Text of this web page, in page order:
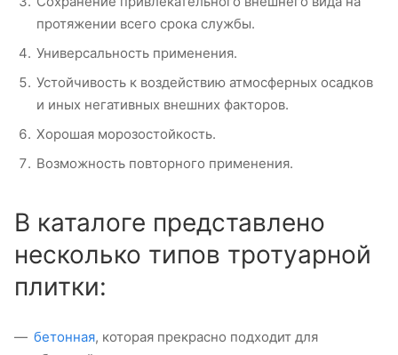
протяжении всего срока службы.
Универсальность применения.
Устойчивость к воздействию атмосферных осадков
и иных негативных внешних факторов.
Хорошая морозостойкость.
Возможность повторного применения.
В каталоге представлено
несколько типов тротуарной
плитки:
бетонная, которая прекрасно подходит для